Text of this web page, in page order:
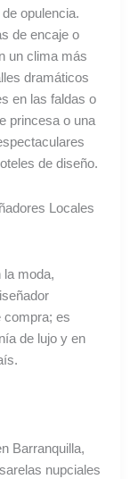
opulencia.
de encaje o
un clima más
dramáticos
en las faldas o
princesa o una
de diseño.
Locales
la moda,
compra; es
de lujo y en
Barranquilla,
nupciales